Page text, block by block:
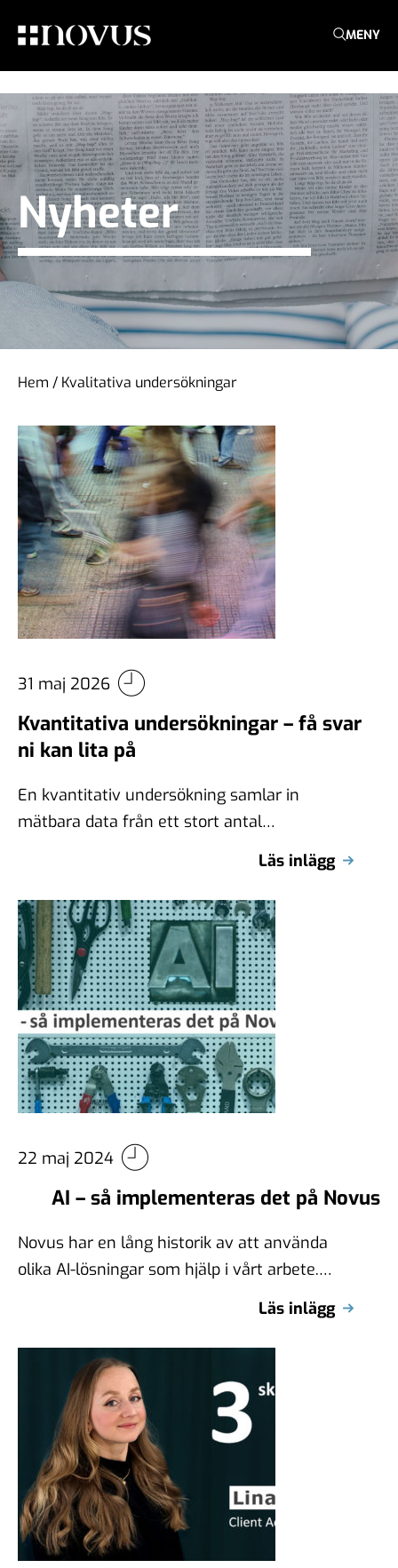
MENY
Nyheter
Hem / Kvalitativa undersökningar
31 maj 2026
Kvantitativa undersökningar – få svar
ni kan lita på
En kvantitativ undersökning samlar in
mätbara data från ett stort antal
Läs inlägg
22 maj 2024
AI – så implementeras det på Novus
Novus har en lång historik av att använda
olika AI-lösningar som hjälp i vårt arbete.
Läs inlägg